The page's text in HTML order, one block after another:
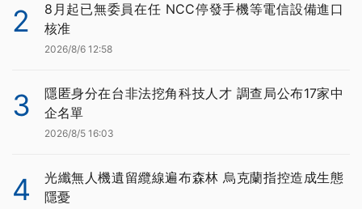
2
8月起已無委員在任 NCC停發手機等電信設備進口
核准
2026/8/6 12:58
3
隱匿身分在台非法挖角科技人才 調查局公布17家中
企名單
2026/8/5 16:03
4
光纖無人機遺留纜線遍布森林 烏克蘭指控造成生態
隱憂